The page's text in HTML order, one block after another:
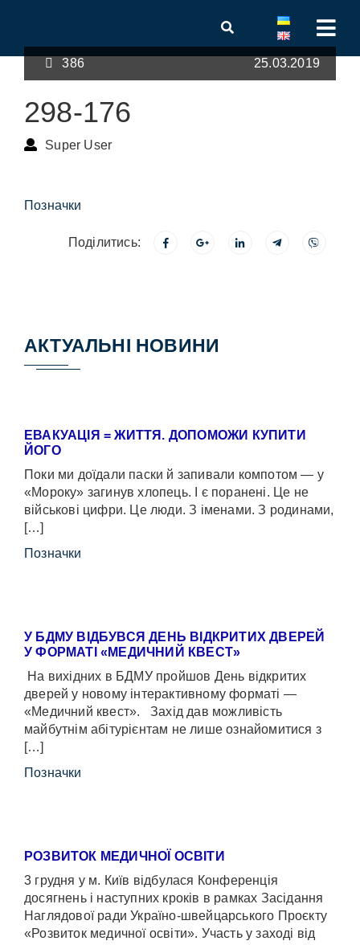
386 25.03.2019
298-176
Super User
Позначки
Поділитись:
АКТУАЛЬНІ НОВИНИ
ЕВАКУАЦІЯ = ЖИТТЯ. ДОПОМОЖИ КУПИТИ
ЙОГО
Поки ми доїдали паски й запивали компотом — у
«Мороку» загинув хлопець. І є поранені. Це не
військові цифри. Це люди. З іменами. З родинами,
[…]
Позначки
У БДМУ ВІДБУВСЯ ДЕНЬ ВІДКРИТИХ ДВЕРЕЙ
У ФОРМАТІ «МЕДИЧНИЙ КВЕСТ»
На вихідних в БДМУ пройшов День відкритих
дверей у новому інтерактивному форматі —
«Медичний квест». Захід дав можливість
майбутнім абітурієнтам не лише ознайомитися з
[…]
Позначки
РОЗВИТОК МЕДИЧНОЇ ОСВІТИ
3 грудня у м. Київ відбулася Конференція
досягнень і наступних кроків в рамках Засідання
Наглядової ради Україно-швейцарського Проєкту
«Розвиток медичної освіти». Участь у заході від